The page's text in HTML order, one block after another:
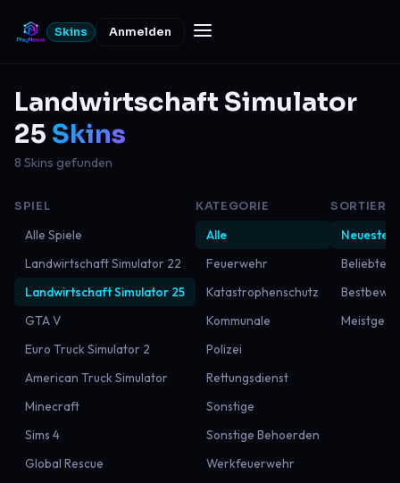
Skins Anmelden
Landwirtschaft Simulator
25 Skins
8 Skins gefunden
SPIEL
Alle Spiele
Landwirtschaft Simulator 22
Landwirtschaft Simulator 25
GTA V
Euro Truck Simulator 2
American Truck Simulator
Minecraft
Sims 4
Global Rescue
KATEGORIE
Alle
Feuerwehr
Katastrophenschutz
Kommunale
Polizei
Rettungsdienst
Sonstige
Sonstige Behoerden
Werkfeuerwehr
Neueste